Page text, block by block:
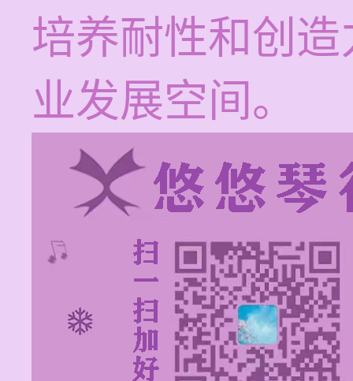
培养耐性和创
业发展空间。